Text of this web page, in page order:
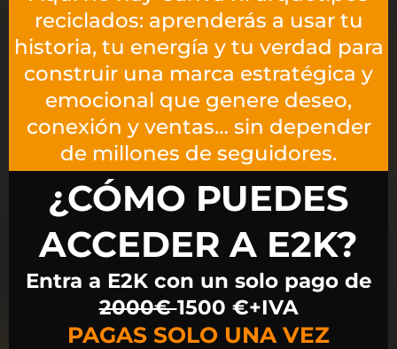
reciclados: aprenderás a usar tu
historia, tu energía y tu verdad para
construir una marca estratégica y
emocional que genere deseo,
conexión y ventas… sin depender
de millones de seguidores.
¿CÓMO PUEDES
ACCEDER A E2K?​
Entra a E2K con un solo pago de
2000€1500 €+IVA
PAGAS SOLO UNA VEZ